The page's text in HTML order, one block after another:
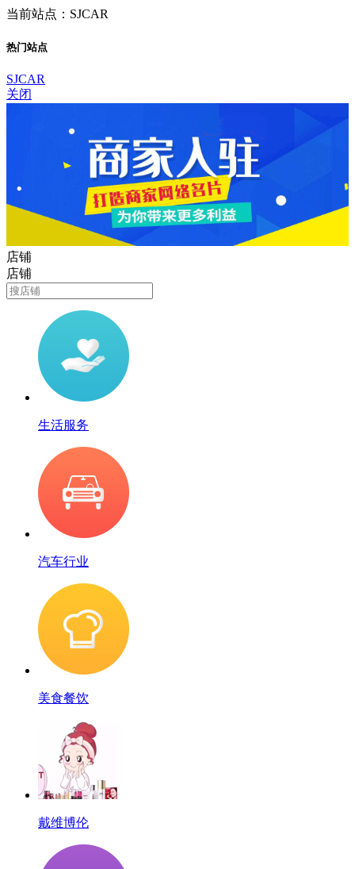
当前站点：SJCAR
热门站点
SJCAR
关闭
店铺
店铺
生活服务
汽车行业
美食餐饮
戴维博伦